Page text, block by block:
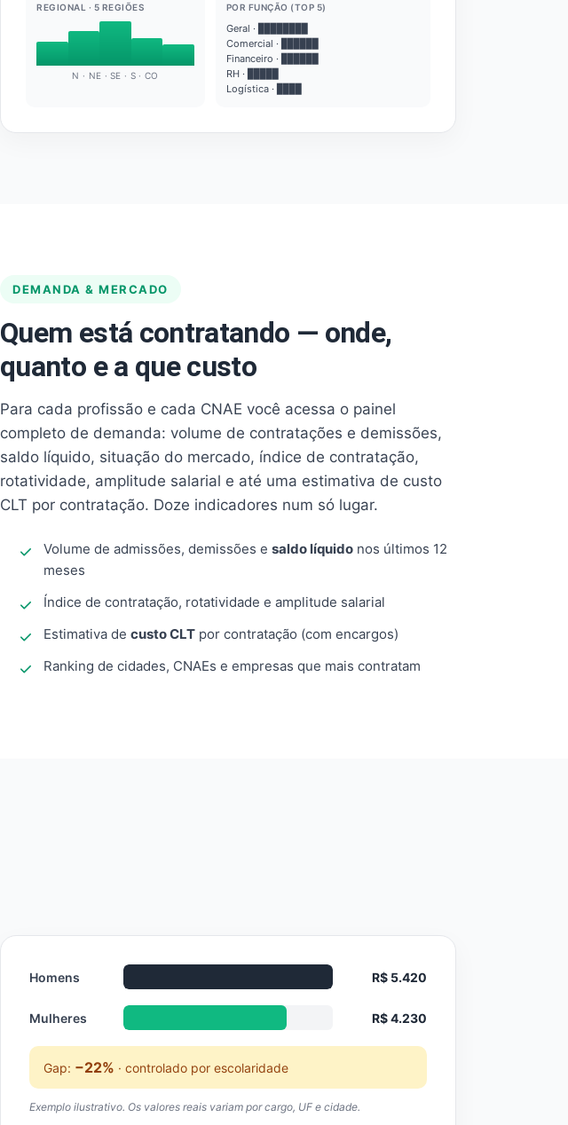
REGIONAL · 5 REGIÕES
N · NE · SE · S · CO
POR FUNÇÃO (TOP 5)
Geral · ████████
Comercial · ██████
Financeiro · ██████
RH · █████
Logística · ████
DEMANDA & MERCADO
Quem está contratando — onde,
quanto e a que custo
Para cada profissão e cada CNAE você acessa o painel
completo de demanda: volume de contratações e demissões,
saldo líquido, situação do mercado, índice de contratação,
rotatividade, amplitude salarial e até uma estimativa de custo
CLT por contratação. Doze indicadores num só lugar.
Volume de admissões, demissões e saldo líquido nos últimos 12
meses
Índice de contratação, rotatividade e amplitude salarial
Estimativa de custo CLT por contratação (com encargos)
Ranking de cidades, CNAEs e empresas que mais contratam
Homens R$ 5.420
Mulheres R$ 4.230
Gap: −22% · controlado por escolaridade
Exemplo ilustrativo. Os valores reais variam por cargo, UF e cidade.